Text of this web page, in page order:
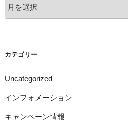
ー
カテゴリー
Uncategorized
インフォメーション
キャンペーン情報